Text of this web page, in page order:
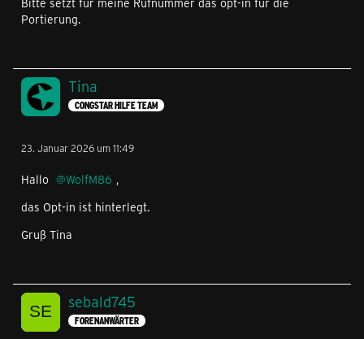
Bitte setzt für meine Rufnummer das opt-in für die
Portierung.
Tina
CONGSTAR HILFE TEAM
23. Januar 2026 um 11:49
Hallo WolfM86 ,
das Opt-in ist hinterlegt.
Gruß Tina
sebald745
FORENANWÄRTER